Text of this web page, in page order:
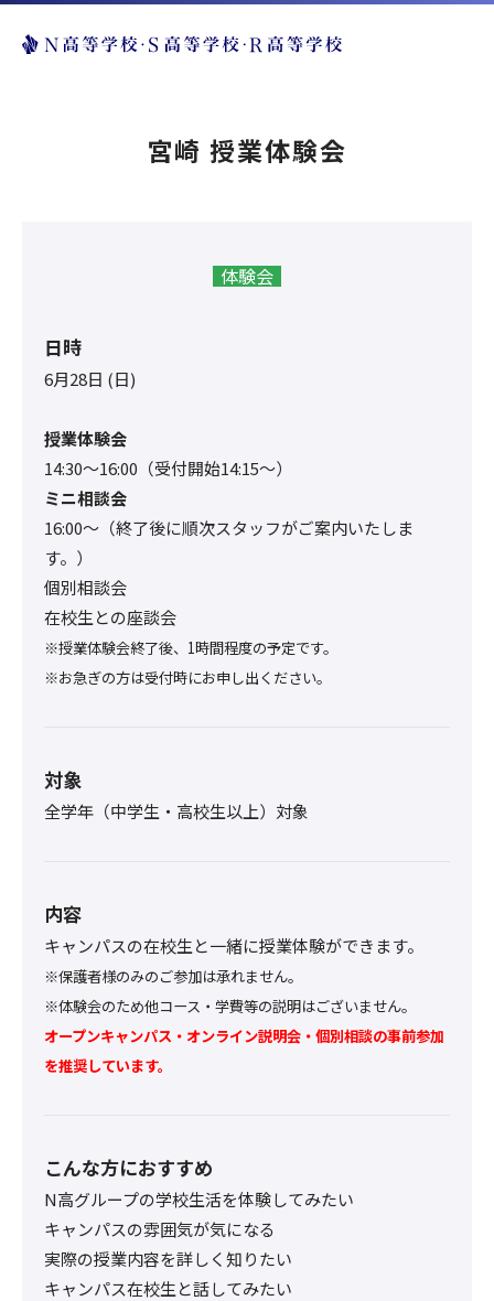
宮崎 授業体験会
体験会
日時
6月28日 (日)
授業体験会
14:30〜16:00（受付開始14:15～）
ミニ相談会
16:00〜（終了後に順次スタッフがご案内いたしま
す。）
個別相談会
在校生との座談会
※授業体験会終了後、1時間程度の予定です。
※お急ぎの方は受付時にお申し出ください。
対象
全学年（中学生・高校生以上）対象
内容
キャンパスの在校生と一緒に授業体験ができます。
※保護者様のみのご参加は承れません。
※体験会のため他コース・学費等の説明はございません。
オープンキャンパス・オンライン説明会・個別相談の事前参加
を推奨しています。
こんな方におすすめ
N高グループの学校生活を体験してみたい
キャンパスの雰囲気が気になる
実際の授業内容を詳しく知りたい
キャンパス在校生と話してみたい